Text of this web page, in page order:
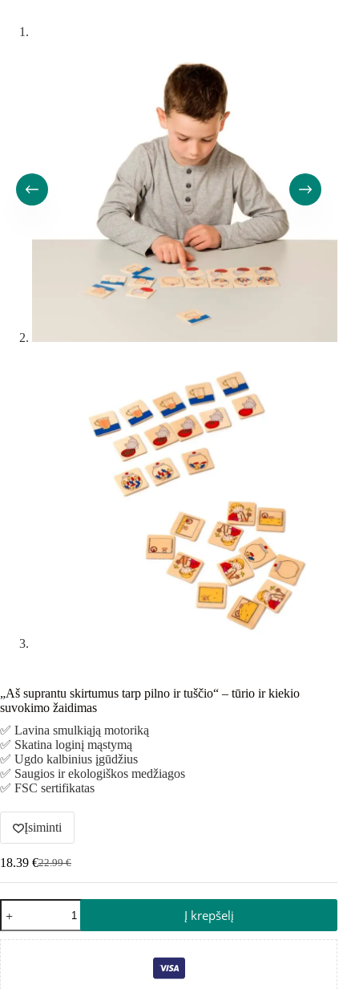
„Aš suprantu skirtumus tarp pilno ir tuščio“ – tūrio ir kiekio
suvokimo žaidimas
✅ Lavina smulkiąją motoriką
✅ Skatina loginį mąstymą
✅ Ugdo kalbinius įgūdžius
✅ Saugios ir ekologiškos medžiagos
✅ FSC sertifikatas
Įsiminti
22.99€
18.39 €
Į krepšelį